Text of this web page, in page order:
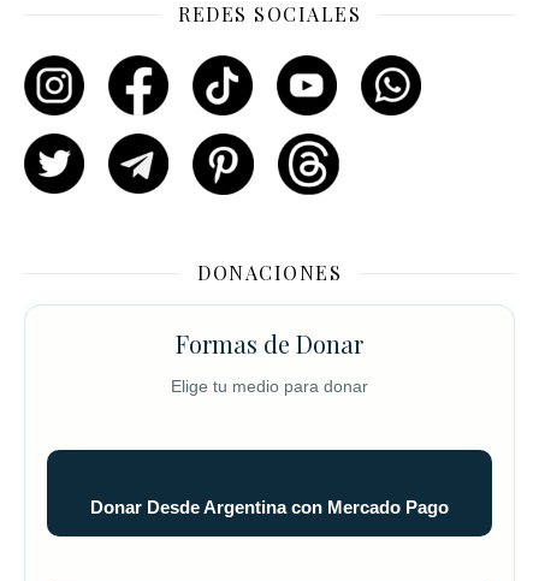
REDES SOCIALES
DONACIONES
Formas de Donar
Elige tu medio para donar
Donar Desde Argentina con Mercado Pago